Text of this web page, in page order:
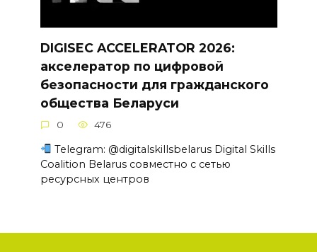
DIGISEC ACCELERATOR 2026:
акселератор по цифровой
безопасности для гражданского
общества Беларуси
0 476
Telegram: @digitalskillsbelarus Digital Skills
Coalition Belarus совместно с сетью
ресурсных центров